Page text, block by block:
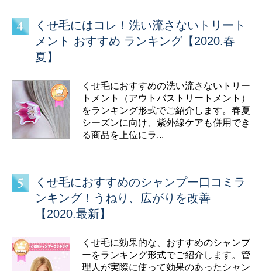
くせ毛にはコレ！洗い流さないトリート
メント おすすめ ランキング【2020.春
夏】
くせ毛におすすめの洗い流さないトリー
トメント（アウトバストリートメント）
をランキング形式でご紹介します。春夏
シーズンに向け、紫外線ケアも併用でき
る商品を上位にラ...
くせ毛におすすめのシャンプー口コミラ
ンキング！うねり、広がりを改善
【2020.最新】
くせ毛に効果的な、おすすめのシャンプ
ーをランキング形式でご紹介します。管
理人が実際に使って効果のあったシャン